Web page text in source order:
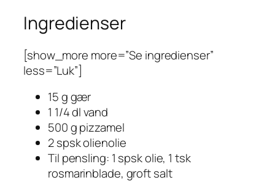
Ingredienser
[show_more more=”Se ingredienser”
less=”Luk”]
15 g gær
1 1/4 dl vand
500 g pizzamel
2 spsk olienolie
Til pensling: 1 spsk olie, 1 tsk
rosmarinblade, groft salt